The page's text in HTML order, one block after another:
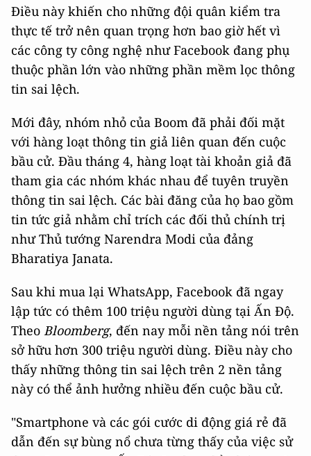
Điều này khiến cho những đội quân kiểm tra
thực tế trở nên quan trọng hơn bao giờ hết vì
các công ty công nghệ như Facebook đang phụ
thuộc phần lớn vào những phần mềm lọc thông
tin sai lệch.
Mới đây, nhóm nhỏ của Boom đã phải đối mặt
với hàng loạt thông tin giả liên quan đến cuộc
bầu cử. Đầu tháng 4, hàng loạt tài khoản giả đã
tham gia các nhóm khác nhau để tuyên truyền
thông tin sai lệch. Các bài đăng của họ bao gồm
tin tức giả nhằm chỉ trích các đối thủ chính trị
như Thủ tướng Narendra Modi của đảng
Bharatiya Janata.
Sau khi mua lại WhatsApp, Facebook đã ngay
lập tức có thêm 100 triệu người dùng tại Ấn Độ.
Theo Bloomberg, đến nay mỗi nền tảng nói trên
sở hữu hơn 300 triệu người dùng. Điều này cho
thấy những thông tin sai lệch trên 2 nền tảng
này có thể ảnh hưởng nhiều đến cuộc bầu cử.
"Smartphone và các gói cước di động giá rẻ đã
dẫn đến sự bùng nổ chưa từng thấy của việc sử